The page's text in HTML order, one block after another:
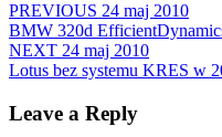
PREVIOUS 24 maj 2010
BMW 320d
NEXT 24 maj 2010
Lotus bez systemu KRES w
Leave a Reply